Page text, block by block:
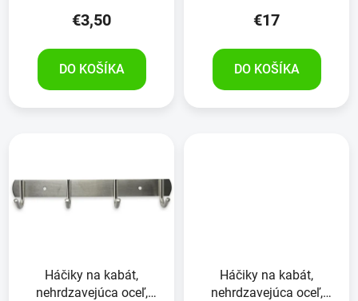
€3,50
DO KOŠÍKA
€17
DO KOŠÍKA
Háčiky na kabát,
nehrdzavejúca oceľ,
Háčiky na kabát,
nehrdzavejúca oceľ,